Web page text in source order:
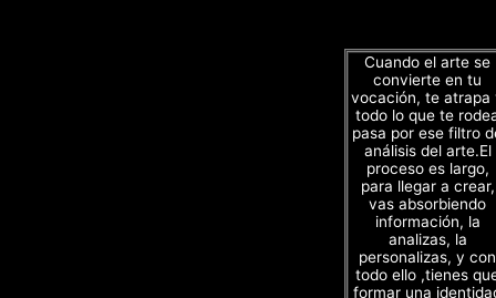
Cuando el arte se
convierte en tu
vocación, te atrapa
todo lo que te
pasa por ese filtro
análisis del arte.El
proceso es largo,
para llegar a crear,
vas absorbiendo
información, la
analizas, la
personalizas, y con
todo ello ,tienes
formar una